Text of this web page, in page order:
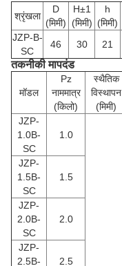
श्रृंखला
D
(मिमी)
H±1
(मिमी)
h
(मिमी)
JZP-B-
SC
46 30 21
तकनीकी मापदंड
मॉडल
Pz
नाममात्र
(किलो)
स्थैतिक
विस्थापन
(मिमी)
JZP-
1.0B-
SC
1.0
JZP-
1.5B-
SC
1.5
JZP-
2.0B-
SC
2.0
JZP-
2.5B-
2.5